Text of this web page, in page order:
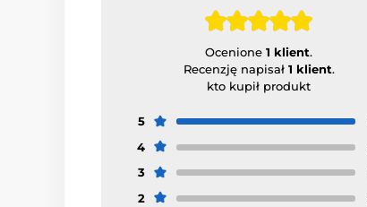
Ocenione1 klient.
Recenzję napisał 1 klient.
kto kupił produkt
5
4
3
2